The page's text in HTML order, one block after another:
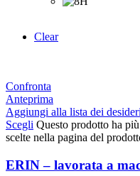
Clear
Confronta
Anteprima
Aggiungi alla lista dei desideri
Scegli Questo prodotto ha
scelte nella pagina del
ERIN – lavorata a